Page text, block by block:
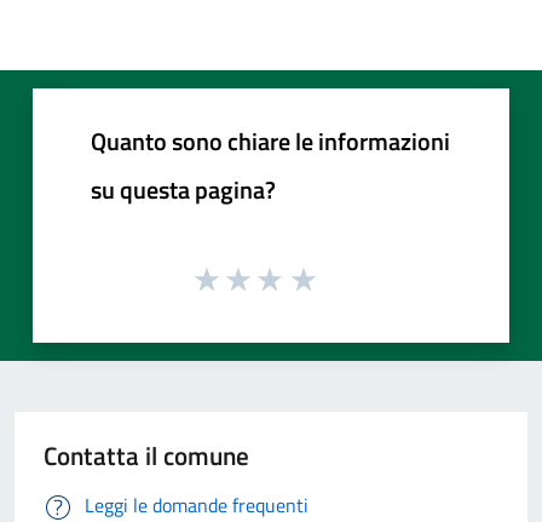
Quanto sono chiare le informazioni
su questa pagina?
Contatta il comune
Leggi le domande frequenti